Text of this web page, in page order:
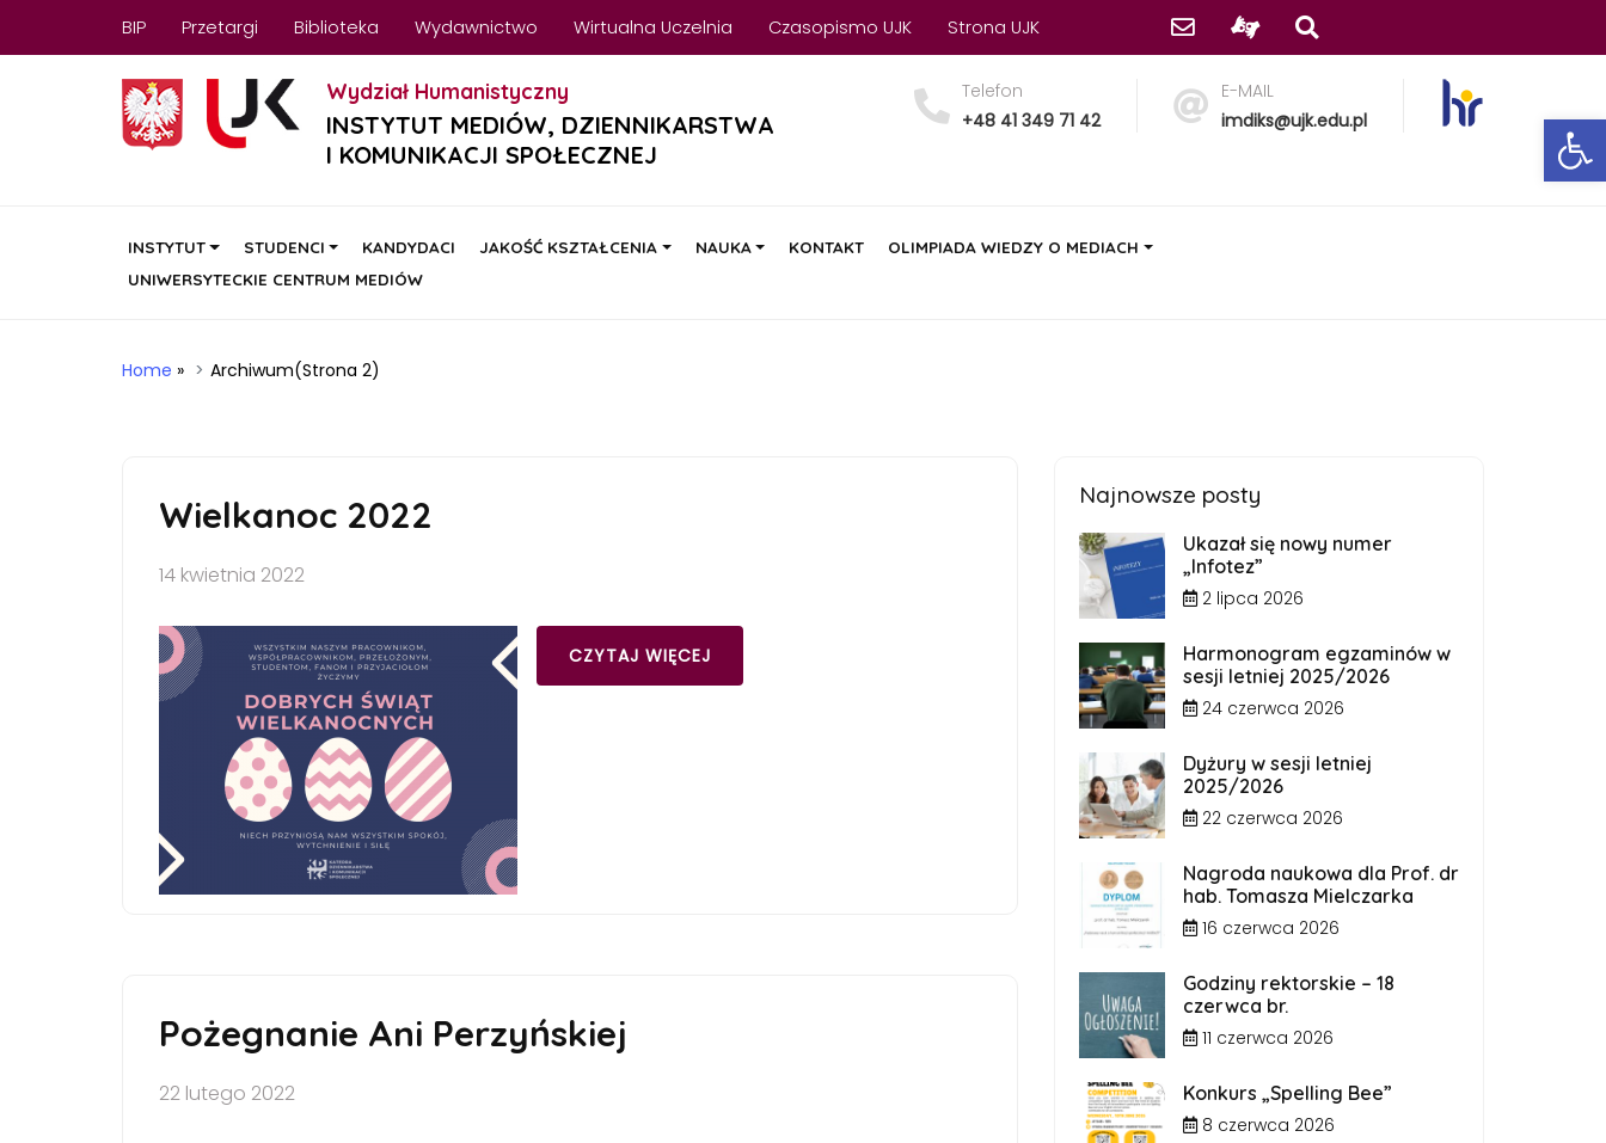
BIP Przetargi Biblioteka Wydawnictwo Wirtualna Uczelnia Czasopismo UJK Strona UJK
Wydział Humanistyczny
INSTYTUT MEDIÓW, DZIENNIKARSTWA
I KOMUNIKACJI SPOŁECZNEJ
Telefon
+48 41 349 71 42
E-MAIL
imdiks@ujk.edu.pl
INSTYTUT STUDENCI KANDYDACI JAKOŚĆ KSZTAŁCENIA NAUKA KONTAKT
OLIMPIADA WIEDZY O MEDIACH
UNIWERSYTECKIE CENTRUM MEDIÓW
Home » Archiwum(Strona 2)
Wielkanoc 2022
14 kwietnia 2022
CZYTAJ WIĘCEJ
Pożegnanie Ani Perzyńskiej
22 lutego 2022
Najnowsze posty
Ukazał się nowy numer
„Infotez”
2 lipca 2026
Harmonogram egzaminów w
sesji letniej 2025/2026
24 czerwca 2026
Dyżury w sesji letniej
2025/2026
22 czerwca 2026
Nagroda naukowa dla Prof. dr
hab. Tomasza Mielczarka
16 czerwca 2026
Godziny rektorskie – 18
czerwca br.
11 czerwca 2026
Konkurs „Spelling Bee”
8 czerwca 2026